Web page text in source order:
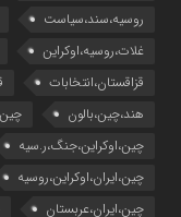
روسیه،سند،سیاست
غلات،روسیه،اوکراین
قزاقستان،انتخابات
هند،چین،بالون
چین،اوکراین،جنگ،ر.سیه
چین،ایران،اوکراین،روسیه
چین،ایران،عربستان